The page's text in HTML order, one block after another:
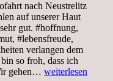
nach Neustrelitz
auf unserer Haut
gut. #hoffnung,
#lebensfreude,
verlangen dem
so froh, dass ich
gehen… Sonnabend,
weiterlesen